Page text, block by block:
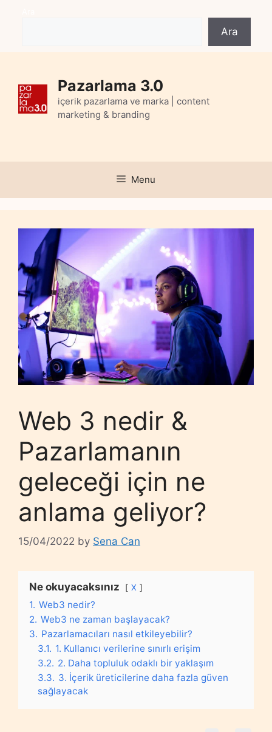
Ara
Pazarlama 3.0
içerik pazarlama ve marka | content
marketing & branding
Menu
Web 3 nedir &
Pazarlamanın
geleceği için ne
anlama geliyor?
15/04/2022 by Sena Can
Ne okuyacaksınız X
1. Web3 nedir?
2. Web3 ne zaman başlayacak?
3. Pazarlamacıları nasıl etkileyebilir?
3.1. 1. Kullanıcı verilerine sınırlı erişim
3.2. 2. Daha topluluk odaklı bir yaklaşım
3.3. 3. İçerik üreticilerine daha fazla güven
sağlayacak